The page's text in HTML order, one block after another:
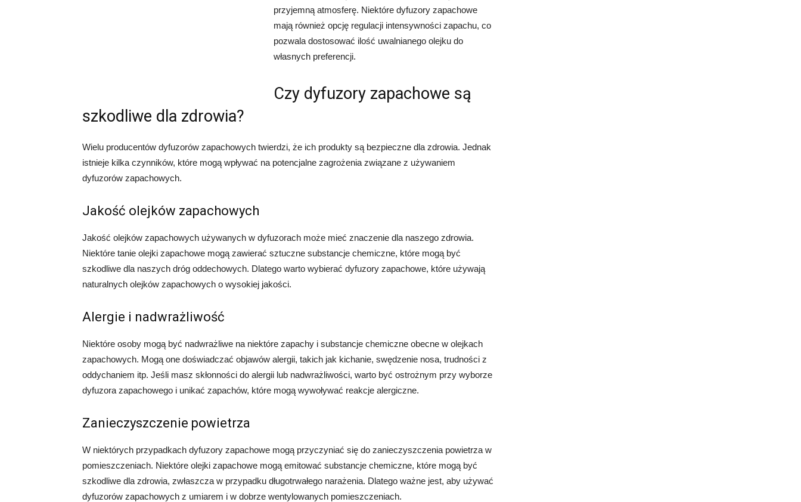
przyjemną atmosferę. Niektóre dyfuzory zapachowe
mają również opcję regulacji intensywności zapachu, co
pozwala dostosować ilość uwalnianego olejku do
własnych preferencji.
Czy dyfuzory zapachowe są
szkodliwe dla zdrowia?
Wielu producentów dyfuzorów zapachowych twierdzi, że ich produkty są bezpieczne dla zdrowia. Jednak
istnieje kilka czynników, które mogą wpływać na potencjalne zagrożenia związane z używaniem
dyfuzorów zapachowych.
Jakość olejków zapachowych
Jakość olejków zapachowych używanych w dyfuzorach może mieć znaczenie dla naszego zdrowia.
Niektóre tanie olejki zapachowe mogą zawierać sztuczne substancje chemiczne, które mogą być
szkodliwe dla naszych dróg oddechowych. Dlatego warto wybierać dyfuzory zapachowe, które używają
naturalnych olejków zapachowych o wysokiej jakości.
Alergie i nadwrażliwość
Niektóre osoby mogą być nadwrażliwe na niektóre zapachy i substancje chemiczne obecne w olejkach
zapachowych. Mogą one doświadczać objawów alergii, takich jak kichanie, swędzenie nosa, trudności z
oddychaniem itp. Jeśli masz skłonności do alergii lub nadwrażliwości, warto być ostrożnym przy wyborze
dyfuzora zapachowego i unikać zapachów, które mogą wywoływać reakcje alergiczne.
Zanieczyszczenie powietrza
W niektórych przypadkach dyfuzory zapachowe mogą przyczyniać się do zanieczyszczenia powietrza w
pomieszczeniach. Niektóre olejki zapachowe mogą emitować substancje chemiczne, które mogą być
szkodliwe dla zdrowia, zwłaszcza w przypadku długotrwałego narażenia. Dlatego ważne jest, aby używać
dyfuzorów zapachowych z umiarem i w dobrze wentylowanych pomieszczeniach.